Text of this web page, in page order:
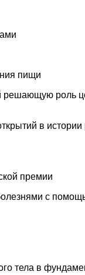
пищи
решающую роль
в
премии
с
тела в